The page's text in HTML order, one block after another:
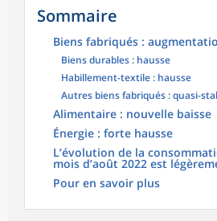
Sommaire
Biens fabriqués :
Biens durables : hausse
Habillement-textile : hausse
Autres biens fabriqués : quasi-
Alimentaire : nouvelle baisse
Énergie : forte hausse
L’évolution de la
mois d’août 2022 est
Pour en savoir plus